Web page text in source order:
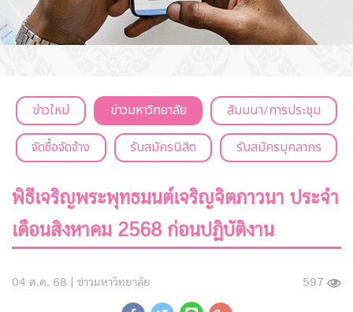
ข่าวใหม่ ข่าวมหาวิทยาลัย
สัมมนา/การประชุม
จัดซื้อจัดจ้าง
รับสมัครนิสิต รับสมัครบุคลากร
พิธีเจริญพระพุทธมนต์เจริญจิตภาวนา ประจำ
เดือนสิงหาคม 2568 ก่อนปฏิบัติงาน
04 ส.ค. 68 | ข่าวมหาวิทยาลัย 597